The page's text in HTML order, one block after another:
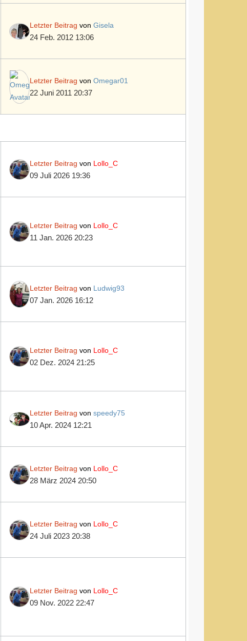
Letzter Beitrag von Gisela
24 Feb. 2012 13:06
Letzter Beitrag von Omegar01
22 Juni 2011 20:37
Letzter Beitrag von Lollo_C
09 Juli 2026 19:36
Letzter Beitrag von Lollo_C
11 Jan. 2026 20:23
Letzter Beitrag von Ludwig93
07 Jan. 2026 16:12
Letzter Beitrag von Lollo_C
02 Dez. 2024 21:25
Letzter Beitrag von speedy75
10 Apr. 2024 12:21
Letzter Beitrag von Lollo_C
28 März 2024 20:50
Letzter Beitrag von Lollo_C
24 Juli 2023 20:38
Letzter Beitrag von Lollo_C
09 Nov. 2022 22:47